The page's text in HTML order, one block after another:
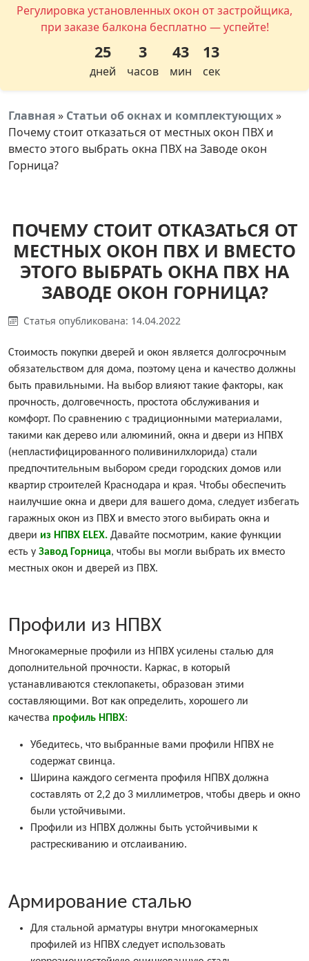
Регулировка установленных окон от застройщика,
при заказе балкона бесплатно — успейте!
25
дней
3
часов
43
мин
12
сек
Главная» Статьи об окнах и комплектующих»
Почему стоит отказаться от местных окон ПВХ и
вместо этого выбрать окна ПВХ на Заводе окон
Горница?
ПОЧЕМУ СТОИТ ОТКАЗАТЬСЯ ОТ
МЕСТНЫХ ОКОН ПВХ И ВМЕСТО
ЭТОГО ВЫБРАТЬ ОКНА ПВХ НА
ЗАВОДЕ ОКОН ГОРНИЦА?
Статья опубликована: 14.04.2022
Стоимость покупки дверей и окон является долгосрочным
обязательством для дома, поэтому цена и качество должны
быть правильными. На выбор влияют такие факторы, как
прочность, долговечность, простота обслуживания и
комфорт. По сравнению с традиционными материалами,
такими как дерево или алюминий, окна и двери из НПВХ
(непластифицированного поливинилхлорида) стали
предпочтительным выбором среди городских домов или
квартир строителей Краснодара и края. Чтобы обеспечить
наилучшие окна и двери для вашего дома, следует избегать
гаражных окон из ПВХ и вместо этого выбирать окна и
двери из НПВХ ELEX. Давайте посмотрим, какие функции
есть у Завод Горница, чтобы вы могли выбрать их вместо
местных окон и дверей из ПВХ.
Профили из НПВХ
Многокамерные профили из НПВХ усилены сталью для
дополнительной прочности. Каркас, в который
устанавливаются стеклопакеты, образован этими
составляющими. Вот как определить, хорошего ли
качества профиль НПВХ:
Убедитесь, что выбранные вами профили НПВХ не
содержат свинца.
Ширина каждого сегмента профиля НПВХ должна
составлять от 2,2 до 3 миллиметров, чтобы дверь и окно
были устойчивыми.
Профили из НПВХ должны быть устойчивыми к
растрескиванию и отслаиванию.
Армирование сталью
Для стальной арматуры внутри многокамерных
профилей из НПВХ следует использовать